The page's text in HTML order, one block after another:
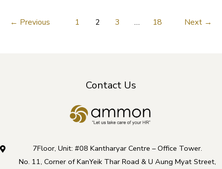
← Previous 1 2 3 … 18 Next →
Contact Us
7Floor, Unit: #08 Kantharyar Centre – Office Tower.
No. 11, Corner of KanYeik Thar Road & U Aung Myat Street,